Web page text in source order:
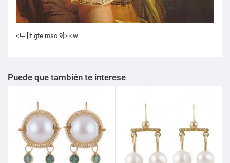
<!-- [if gte mso 9]> <w
Puede que también te interese